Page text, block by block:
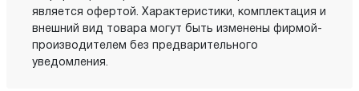
является офертой. Характеристики, комплектация и
внешний вид товара могут быть изменены фирмой-
производителем без предварительного
уведомления.